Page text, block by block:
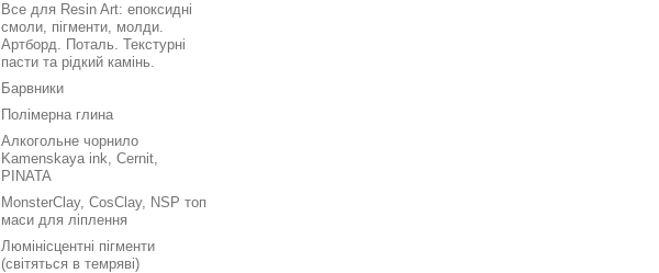
Все для Resin Art: епоксидні
смоли, пігменти, молди.
Артборд. Поталь. Текстурні
пасти та рідкий камінь.
Барвники
Полімерна глина
Алкогольне чорнило
Kamenskaya ink, Cernit,
PINATA
MonsterClay, CosClay, NSP топ
маси для ліплення
Люмінісцентні пігменти
(світяться в темряві)